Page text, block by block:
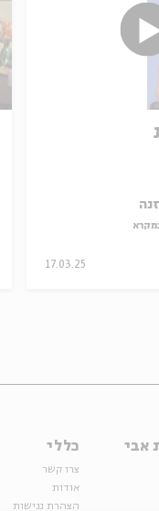
17.03.25
אבי
כללי
צרו קשר
אודות
הצהרת נגישות